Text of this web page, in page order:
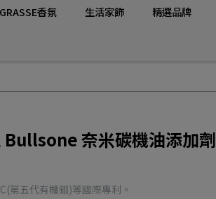
香氛 生活家飾 精選品牌
Bullsone 奈米碳機油添加劑
第五代有機鉬)等國際專利。